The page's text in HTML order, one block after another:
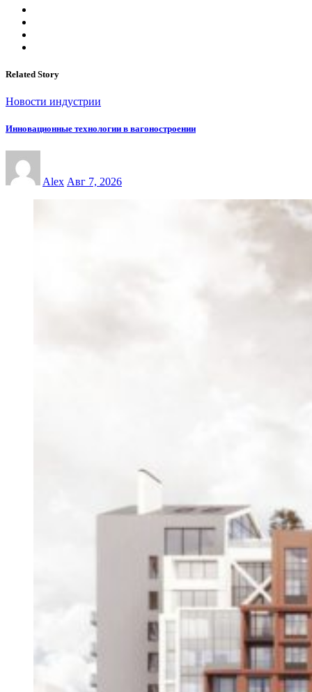
Related Story
Новости индустрии
Инновационные технологии в вагоностроении
Alex Авг 7, 2026